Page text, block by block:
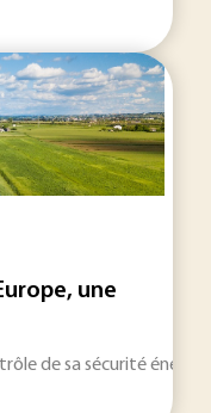
une
de sa sécurité